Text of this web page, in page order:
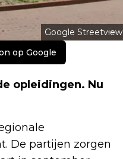
Google Streetview
op Google
opleidingen. Nu
De partijen zorgen